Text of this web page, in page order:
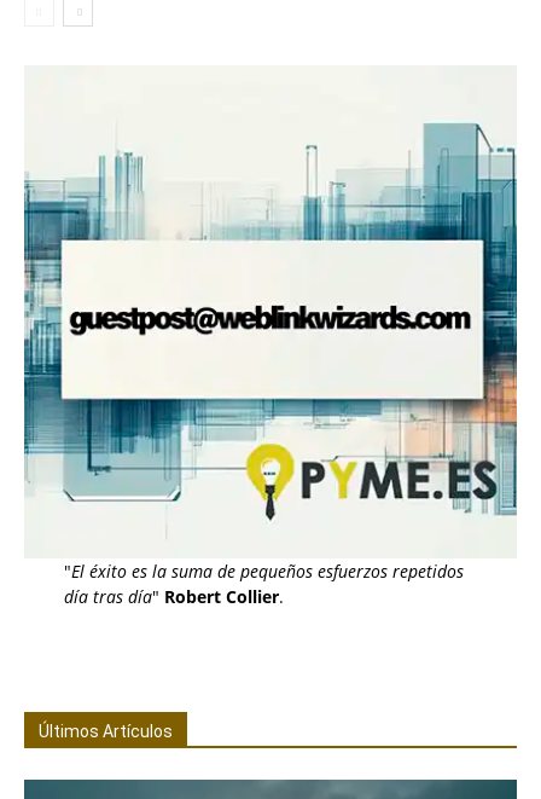
"El éxito es la suma de pequeños esfuerzos repetidos
día tras día" Robert Collier.
Últimos Artículos